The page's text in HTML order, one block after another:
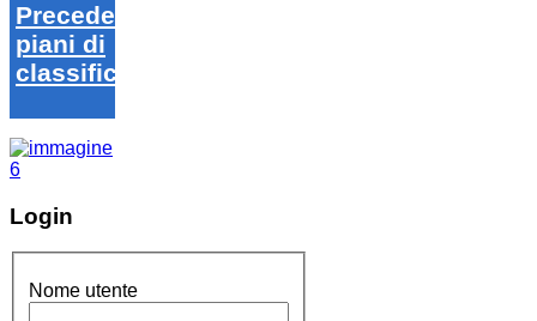
Precedenti
piani di
classifica
Login
Nome utente